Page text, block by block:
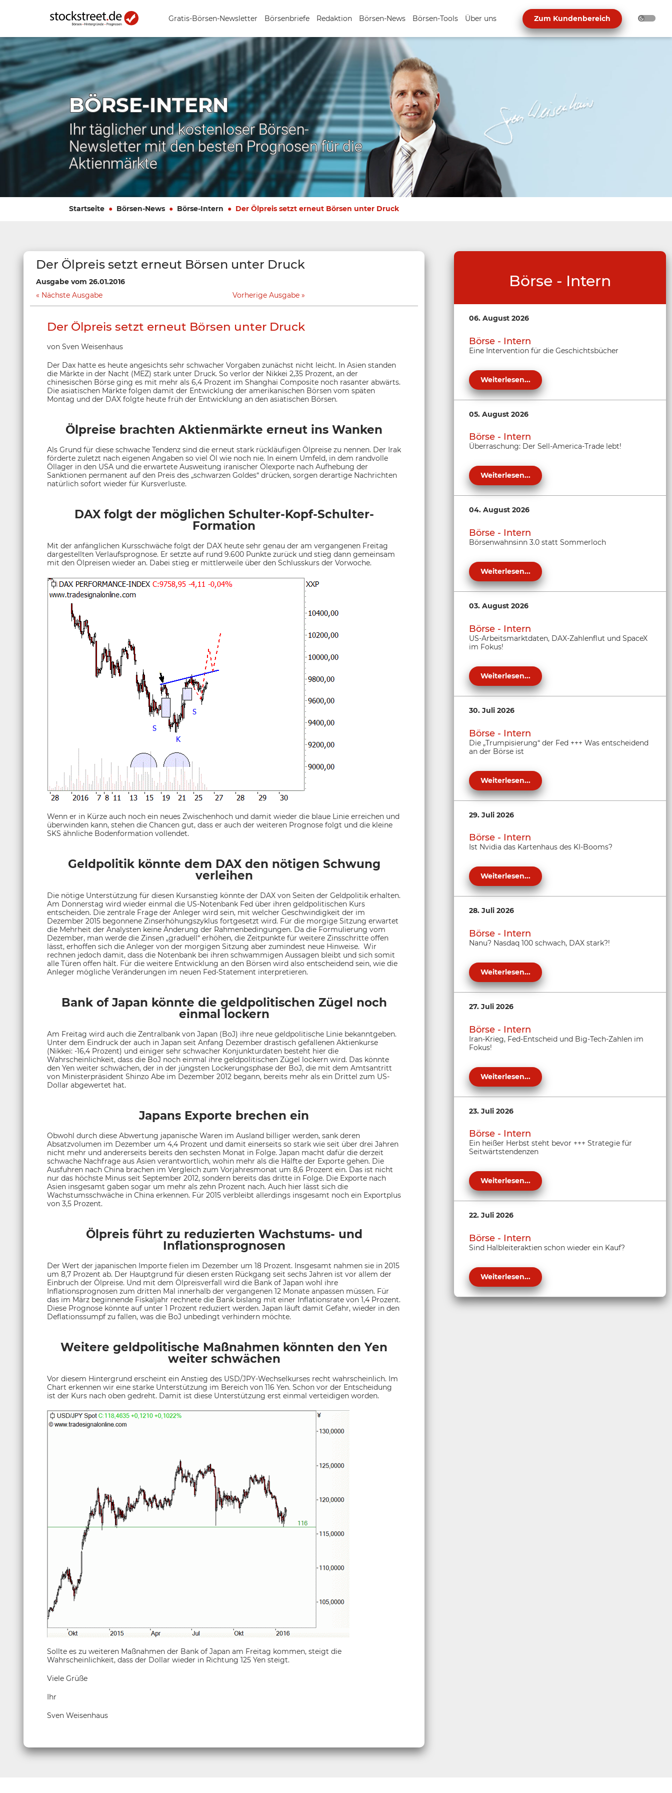
Gratis-Börsen-Newsletter Börsenbriefe Redaktion Börsen-News Börsen-Tools Über uns Zum Kundenbereich
BÖRSE-INTERN
Ihr täglicher und kostenloser Börsen-
Newsletter mit den besten Prognosen für die
Aktienmärkte
Startseite Börsen-News Börse-Intern Der Ölpreis setzt erneut Börsen unter Druck
Der Ölpreis setzt erneut Börsen unter Druck
Ausgabe vom 26.01.2016
Nächste Ausgabe
Vorherige Ausgabe
Der Ölpreis setzt erneut Börsen unter Druck
von Sven Weisenhaus
Der Dax hatte es heute angesichts sehr schwacher Vorgaben zunächst nicht leicht. In Asien standen
die Märkte in der Nacht (MEZ) stark unter Druck. So verlor der Nikkei 2,35 Prozent, an der
chinesischen Börse ging es mit mehr als 6,4 Prozent im Shanghai Composite noch rasanter abwärts.
Die asiatischen Märkte folgen damit der Entwicklung der amerikanischen Börsen vom späten
Montag und der DAX folgte heute früh der Entwicklung an den asiatischen Börsen.
Ölpreise brachten Aktienmärkte erneut ins Wanken
Als Grund für diese schwache Tendenz sind die erneut stark rückläufigen Ölpreise zu nennen. Der Irak
förderte zuletzt nach eigenen Angaben so viel Öl wie noch nie. In einem Umfeld, in dem randvolle
Öllager in den USA und die erwartete Ausweitung iranischer Ölexporte nach Aufhebung der
Sanktionen permanent auf den Preis des „schwarzen Goldes“ drücken, sorgen derartige Nachrichten
natürlich sofort wieder für Kursverluste.
DAX folgt der möglichen Schulter-Kopf-Schulter-
Formation
Mit der anfänglichen Kursschwäche folgt der DAX heute sehr genau der am vergangenen Freitag
dargestellten Verlaufsprognose. Er setzte auf rund 9.600 Punkte zurück und stieg dann gemeinsam
mit den Ölpreisen wieder an. Dabei stieg er mittlerweile über den Schlusskurs der Vorwoche.
Wenn er in Kürze auch noch ein neues Zwischenhoch und damit wieder die blaue Linie erreichen und
überwinden kann, stehen die Chancen gut, dass er auch der weiteren Prognose folgt und die kleine
SKS ähnliche Bodenformation vollendet.
Geldpolitik könnte dem DAX den nötigen Schwung
verleihen
Die nötige Unterstützung für diesen Kursanstieg könnte der DAX von Seiten der Geldpolitik erhalten.
Am Donnerstag wird wieder einmal die US-Notenbank Fed über ihren geldpolitischen Kurs
entscheiden. Die zentrale Frage der Anleger wird sein, mit welcher Geschwindigkeit der im
Dezember 2015 begonnene Zinserhöhungszyklus fortgesetzt wird. Für die morgige Sitzung erwartet
die Mehrheit der Analysten keine Änderung der Rahmenbedingungen. Da die Formulierung vom
Dezember, man werde die Zinsen „graduell“ erhöhen, die Zeitpunkte für weitere Zinsschritte offen
lässt, erhoffen sich die Anleger von der morgigen Sitzung aber zumindest neue Hinweise. Wir
rechnen jedoch damit, dass die Notenbank bei ihren schwammigen Aussagen bleibt und sich somit
alle Türen offen hält. Für die weitere Entwicklung an den Börsen wird also entscheidend sein, wie die
Anleger mögliche Veränderungen im neuen Fed-Statement interpretieren.
Bank of Japan könnte die geldpolitischen Zügel noch
einmal lockern
Am Freitag wird auch die Zentralbank von Japan (BoJ) ihre neue geldpolitische Linie bekanntgeben.
Unter dem Eindruck der auch in Japan seit Anfang Dezember drastisch gefallenen Aktienkurse
(Nikkei: -16,4 Prozent) und einiger sehr schwacher Konjunkturdaten besteht hier die
Wahrscheinlichkeit, dass die BoJ noch einmal ihre geldpolitischen Zügel lockern wird. Das könnte
den Yen weiter schwächen, der in der jüngsten Lockerungsphase der BoJ, die mit dem Amtsantritt
von Ministerpräsident Shinzo Abe im Dezember 2012 begann, bereits mehr als ein Drittel zum US-
Dollar abgewertet hat.
Japans Exporte brechen ein
Obwohl durch diese Abwertung japanische Waren im Ausland billiger werden, sank deren
Absatzvolumen im Dezember um 4,4 Prozent und damit einerseits so stark wie seit über drei Jahren
nicht mehr und andererseits bereits den sechsten Monat in Folge. Japan macht dafür die derzeit
schwache Nachfrage aus Asien verantwortlich, wohin mehr als die Hälfte der Exporte gehen. Die
Ausfuhren nach China brachen im Vergleich zum Vorjahresmonat um 8,6 Prozent ein. Das ist nicht
nur das höchste Minus seit September 2012, sondern bereits das dritte in Folge. Die Exporte nach
Asien insgesamt gaben sogar um mehr als zehn Prozent nach. Auch hier lässt sich die
Wachstumsschwäche in China erkennen. Für 2015 verbleibt allerdings insgesamt noch ein Exportplus
von 3,5 Prozent.
Ölpreis führt zu reduzierten Wachstums- und
Inflationsprognosen
Der Wert der japanischen Importe fielen im Dezember um 18 Prozent. Insgesamt nahmen sie in 2015
um 8,7 Prozent ab. Der Hauptgrund für diesen ersten Rückgang seit sechs Jahren ist vor allem der
Einbruch der Ölpreise. Und mit dem Ölpreisverfall wird die Bank of Japan wohl ihre
Inflationsprognosen zum dritten Mal innerhalb der vergangenen 12 Monate anpassen müssen. Für
das im März beginnende Fiskaljahr rechnete die Bank bislang mit einer Inflationsrate von 1,4 Prozent.
Diese Prognose könnte auf unter 1 Prozent reduziert werden. Japan läuft damit Gefahr, wieder in den
Deflationssumpf zu fallen, was die BoJ unbedingt verhindern möchte.
Weitere geldpolitische Maßnahmen könnten den Yen
weiter schwächen
Vor diesem Hintergrund erscheint ein Anstieg des USD/JPY-Wechselkurses recht wahrscheinlich. Im
Chart erkennen wir eine starke Unterstützung im Bereich von 116 Yen. Schon vor der Entscheidung
ist der Kurs nach oben gedreht. Damit ist diese Unterstützung erst einmal verteidigen worden.
Sollte es zu weiteren Maßnahmen der Bank of Japan am Freitag kommen, steigt die
Wahrscheinlichkeit, dass der Dollar wieder in Richtung 125 Yen steigt.
Viele Grüße
Ihr
Sven Weisenhaus
Börse - Intern
06. August 2026
Börse - Intern
Eine Intervention für die Geschichtsbücher
Weiterlesen...
05. August 2026
Börse - Intern
Überraschung: Der Sell-America-Trade lebt!
Weiterlesen...
04. August 2026
Börse - Intern
Börsenwahnsinn 3.0 statt Sommerloch
Weiterlesen...
03. August 2026
Börse - Intern
US-Arbeitsmarktdaten, DAX-Zahlenflut und SpaceX
im Fokus!
Weiterlesen...
30. Juli 2026
Börse - Intern
Die „Trumpisierung“ der Fed +++ Was entscheidend
an der Börse ist
Weiterlesen...
29. Juli 2026
Börse - Intern
Ist Nvidia das Kartenhaus des KI-Booms?
Weiterlesen...
28. Juli 2026
Börse - Intern
Nanu? Nasdaq 100 schwach, DAX stark?!
Weiterlesen...
27. Juli 2026
Börse - Intern
Iran-Krieg, Fed-Entscheid und Big-Tech-Zahlen im
Fokus!
Weiterlesen...
23. Juli 2026
Börse - Intern
Ein heißer Herbst steht bevor +++ Strategie für
Seitwärtstendenzen
Weiterlesen...
22. Juli 2026
Börse - Intern
Sind Halbleiteraktien schon wieder ein Kauf?
Weiterlesen...